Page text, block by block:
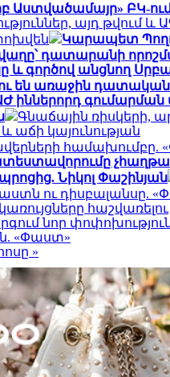
Աստվածամայր» ԲԿ-
այդ թվում և
Կարապետ
դատարանի
և գործով անցնող
են առաջին
իններորդ
Գնաճային ռիսկերի,
աճի կայունության
համախումբը.
Նիկոլ Փաշինյան
ու դիսբալանսը.
հաշվառելու
նոր
«Փաստ»
»